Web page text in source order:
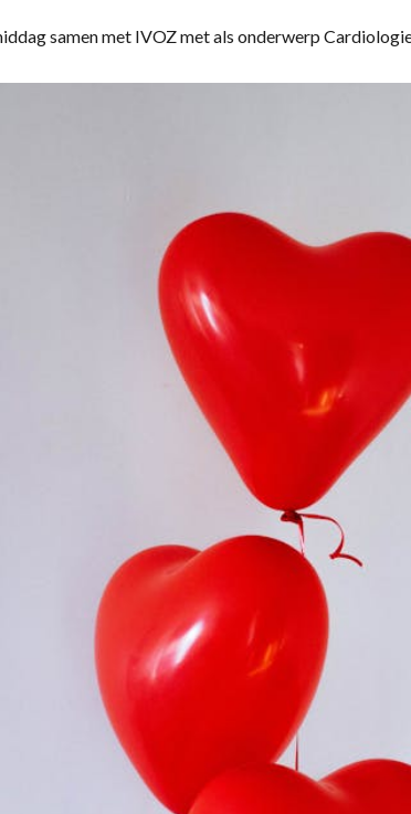
samen met IVOZ met als onderwerp